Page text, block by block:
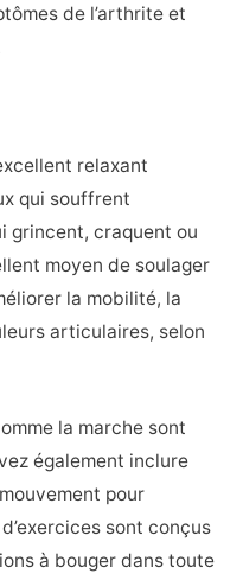
de l’arthrite et
relaxant
qui souffrent
grincent, craquent ou
moyen de soulager
la mobilité, la
articulaires, selon
la marche sont
également inclure
pour
sont conçus
à bouger dans toute